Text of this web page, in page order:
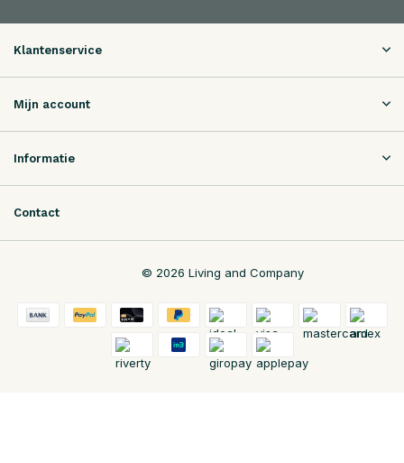
Klantenservice
Mijn account
Informatie
Contact
© 2026 Living and Company